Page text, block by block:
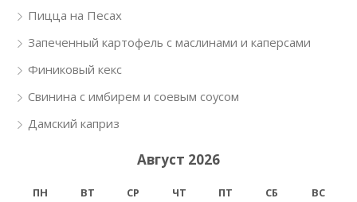
Пицца на Песах
Запеченный картофель с маслинами и каперсами
Финиковый кекс
Свинина с имбирем и соевым соусом
Дамский каприз
Август 2026
ПН ВТ СР ЧТ ПТ СБ ВС